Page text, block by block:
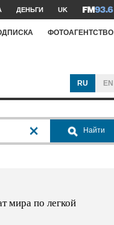
ДЕНЬГИ UK
ФОТОАГЕНТСТВО
RU EN
Найти
мира по легкой